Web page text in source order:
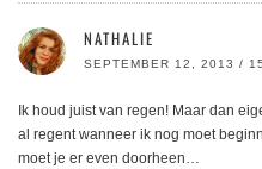
NATHALIE
SEPTEMBER 12, 2013 /
Ik houd juist van regen! Maar dan
al regent wanneer ik nog moet
moet je er even doorheen…